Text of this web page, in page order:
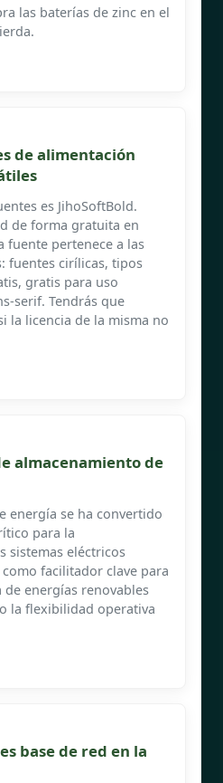
las baterías de zinc en el
de alimentación
es JihoSoftBold.
de forma gratuita en
fuente pertenece a las
fuentes cirílicas, tipos
gratis para uso
serif. Tendrás que
la licencia de la misma no
almacenamiento de
energía se ha convertido
para la
sistemas eléctricos
facilitador clave para
energías renovables
la flexibilidad operativa
base de red en la